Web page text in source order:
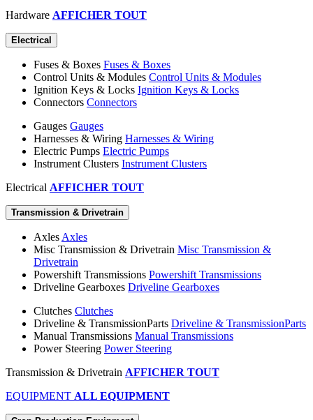
Hardware AFFICHER TOUT
Electrical
Fuses & Boxes Fuses & Boxes
Control Units & Modules Control Units & Modules
Ignition Keys & Locks Ignition Keys & Locks
Connectors Connectors
Gauges Gauges
Harnesses & Wiring Harnesses & Wiring
Electric Pumps Electric Pumps
Instrument Clusters Instrument Clusters
Electrical AFFICHER TOUT
Transmission & Drivetrain
Axles Axles
Misc Transmission & Drivetrain Misc Transmission &
Drivetrain
Powershift Transmissions Powershift Transmissions
Driveline Gearboxes Driveline Gearboxes
Clutches Clutches
Driveline & TransmissionParts Driveline & TransmissionParts
Manual Transmissions Manual Transmissions
Power Steering Power Steering
Transmission & Drivetrain AFFICHER TOUT
EQUIPMENT ALL EQUIPMENT